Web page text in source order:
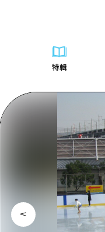
特輯
騎自行車
購物
運動
夜晚生活
世界遺產
Dive! Hiroshima 官方
列表
存
輔
設
行
美食·酒水
Dive! Hiroshima 官方向導
務
廣島免費 Wi-Fi
面向外國遊客的